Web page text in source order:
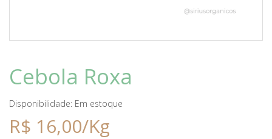
Cebola Roxa
Disponibilidade: Em estoque
R$ 16,00/Kg